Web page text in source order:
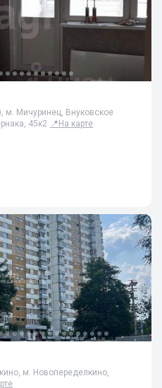
м. Мичуринец, Внуковское
45к2 📍 На карте
м. Новопеределкино,